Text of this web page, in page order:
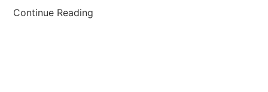
Continue Reading